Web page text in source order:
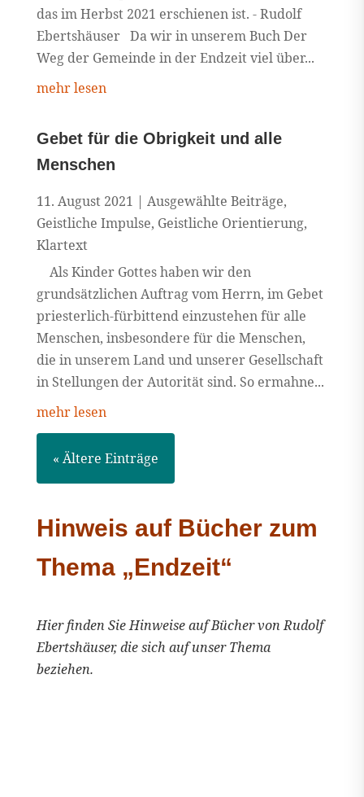
das im Herbst 2021 erschienen ist. - Rudolf
Ebertshäuser Da wir in unserem Buch Der
Weg der Gemeinde in der Endzeit viel über...
mehr lesen
Gebet für die Obrigkeit und alle
Menschen
11. August 2021 | Ausgewählte Beiträge,
Geistliche Impulse, Geistliche Orientierung,
Klartext
Als Kinder Gottes haben wir den
grundsätzlichen Auftrag vom Herrn, im Gebet
priesterlich-fürbittend einzustehen für alle
Menschen, insbesondere für die Menschen,
die in unserem Land und unserer Gesellschaft
in Stellungen der Autorität sind. So ermahne...
mehr lesen
« Ältere Einträge
Hinweis auf Bücher zum
Thema „Endzeit“
Hier finden Sie Hinweise auf Bücher von Rudolf
Ebertshäuser, die sich auf unser Thema
beziehen.